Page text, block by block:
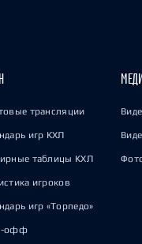
трансляции
игр КХЛ
таблицы КХЛ
игроков
игр «Торпедо»
офф